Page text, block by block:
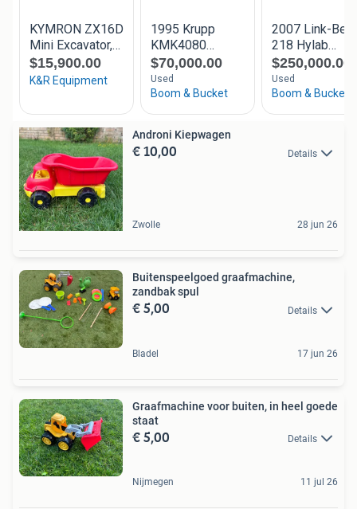
Androni Kiepwagen
€ 10,00 Details
Zwolle 28 jun 26
Buitenspeelgoed graafmachine,
zandbak spul
€ 5,00 Details
Bladel 17 jun 26
Graafmachine voor buiten, in heel goede
staat
€ 5,00 Details
Nijmegen 11 jul 26